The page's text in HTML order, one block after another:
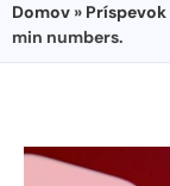
Domov » Príspevok
min numbers.